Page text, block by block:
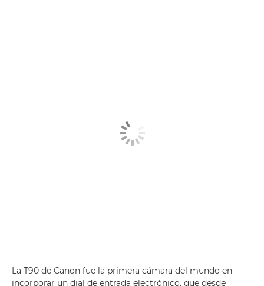
La T90 de Canon fue la primera cámara del mundo en
incorporar un dial de entrada electrónico, que desde